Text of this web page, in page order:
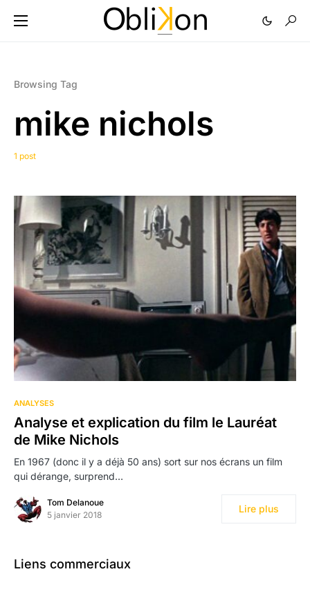
Browsing Tag
mike nichols
1 post
ANALYSES
Analyse et explication du film le Lauréat
de Mike Nichols
En 1967 (donc il y a déjà 50 ans) sort sur nos écrans un film
qui dérange, surprend…
Tom Delanoue
5 janvier 2018
Lire plus
Liens commerciaux